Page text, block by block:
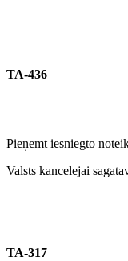
TA-436
Pieņemt iesniegto
Valsts kancelejai
TA-317